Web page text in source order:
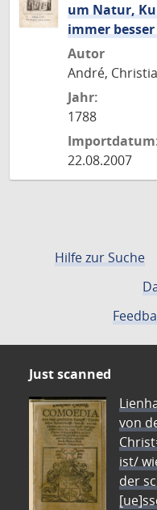
um Natur,
immer
Autor
André,
Jahr:
1788
22.08.2007
Hilfe zur Suche
Just scanned
von
ist/
der